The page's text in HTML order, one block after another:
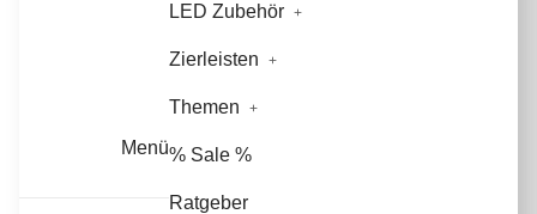
Menü
LED Zubehör
Zierleisten
Themen
% Sale %
Ratgeber